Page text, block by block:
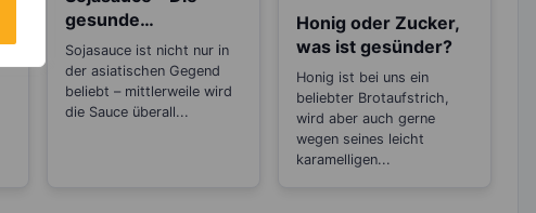
gesunde
Salzalternative
Sojasauce ist nicht nur in
der asiatischen Gegend
beliebt – mittlerweile wird
die Sauce überall...
Honig oder Zucker,
was ist gesünder?
Honig ist bei uns ein
beliebter Brotaufstrich,
wird aber auch gerne
wegen seines leicht
karamelligen...